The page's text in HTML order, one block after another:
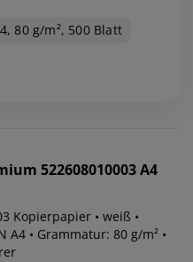
80 g/m², 500 Blatt
522608010003 A4
Kopierpapier • weiß •
A4 • Grammatur: 80 g/m² •